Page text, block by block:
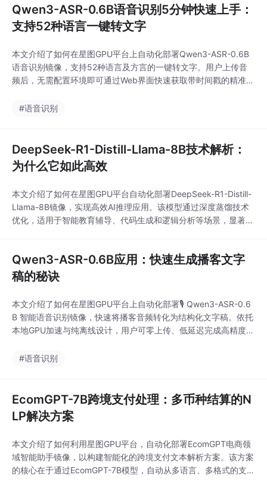
Qwen3-ASR-0.6B语音识别5分钟快速上手：
支持52种语言一键转文字
本文介绍了如何在星图GPU平台上自动化部署Qwen3-ASR-0.6B
语音识别镜像，支持52种语言及方言的一键转文字。用户上传音
频后，无需配置环境即可通过Web界面快速获取带时间戳的精准文
稿生成。
#语音识别
DeepSeek-R1-Distill-Llama-8B技术解析：
为什么它如此高效
本文介绍了如何在星图GPU平台自动化部署DeepSeek-R1-Distill-
Llama-8B镜像，实现高效AI推理应用。该模型通过深度蒸馏技术
优化，适用于智能教育辅导、代码生成和逻辑分析等场景，显著提
Qwen3-ASR-0.6B应用：快速生成播客文字
稿的秘诀
本文介绍了如何在星图GPU平台上自动化部署🎙️ Qwen3-ASR-0.6
B 智能语音识别镜像，快速将播客音频转化为结构化文字稿。依托
本地GPU加速与纯离线设计，用户可零上传、低延迟完成高精度中
#语音识别
EcomGPT-7B跨境支付处理：多币种结算的N
LP解决方案
本文介绍了如何利用星图GPU平台，自动化部署EcomGPT电商领
域智能助手镜像，以构建智能化的跨境支付文本解析方案。该方案
的核心在于通过EcomGPT-7B模型，自动从多语言、多格式的支付